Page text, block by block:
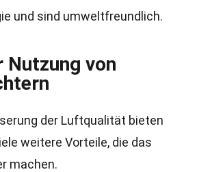
und sind umweltfreundlich.
von
der Luftqualität bieten
weitere Vorteile, die das
machen.